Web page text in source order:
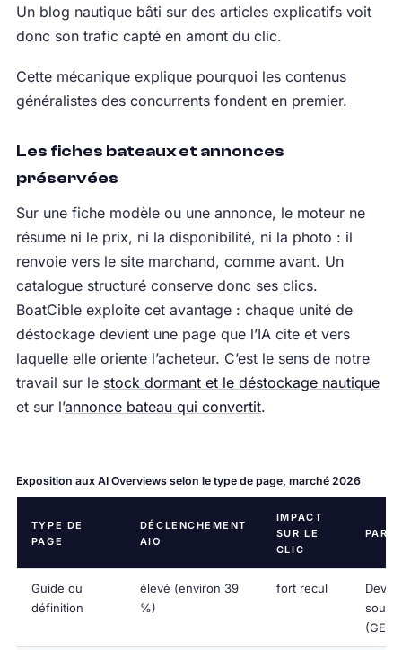
Un blog nautique bâti sur des articles explicatifs voit
donc son trafic capté en amont du clic.
Cette mécanique explique pourquoi les contenus
généralistes des concurrents fondent en premier.
Les fiches bateaux et annonces
préservées
Sur une fiche modèle ou une annonce, le moteur ne
résume ni le prix, ni la disponibilité, ni la photo : il
renvoie vers le site marchand, comme avant. Un
catalogue structuré conserve donc ses clics.
BoatCible exploite cet avantage : chaque unité de
déstockage devient une page que l’IA cite et vers
laquelle elle oriente l’acheteur. C’est le sens de notre
travail sur le stock dormant et le déstockage nautique
et sur l’annonce bateau qui convertit.
Exposition aux AI Overviews selon le type de page, marché 2026
TYPE DE
PAGE
DÉCLENCHEMENT
AIO
IMPACT
SUR LE
CLIC
Guide ou
définition
élevé (environ 39
%)
fort recul
(GEO)